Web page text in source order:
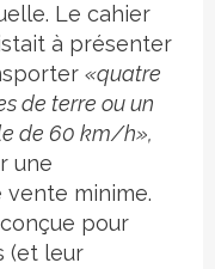
Le cahier
à présenter
«quatre
de terre ou un
de 60 km/h»,
une
minime.
pour
(et leur